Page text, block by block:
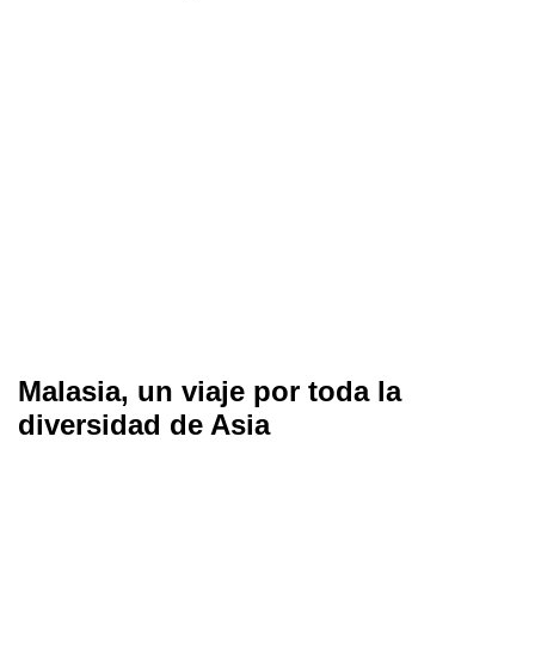
Malasia, un viaje por toda la
diversidad de Asia